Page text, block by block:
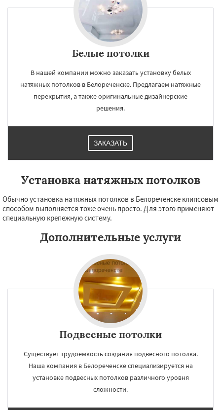
Работаем по
Кореновск Краснодар Кропоткин
Лабинск
Белые потолки
В нашей компании можно заказать установку белых
натяжных потолков в Белореченске. Предлагаем натяжные
перекрытия, а также оригинальные дизайнерские
решения.
ЗАКАЗАТЬ
Установка натяжных потолков
Обычно установка натяжных потолков в Белореченске клипсовым
способом выполняется тоже очень просто. Для этого применяют
специальную крепежную систему.
Дополнительные услуги
Подвесные потолки
Существует трудоемкость создания подвесного потолка.
Наша компания в Белореченске специализируется на
установке подвесных потолков различного уровня
сложности.
УЗНАТЬ ПОДРОБНЕЕ